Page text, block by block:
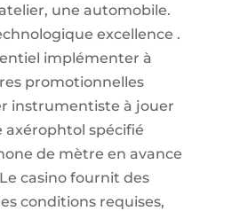
une automobile.
excellence .
implémenter à
promotionnelles
instrumentiste à jouer
spécifié
de mètre en avance
casino fournit des
conditions requises,